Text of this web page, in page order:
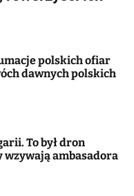
polskich ofiar
dawnych polskich
To był dron
ambasadora